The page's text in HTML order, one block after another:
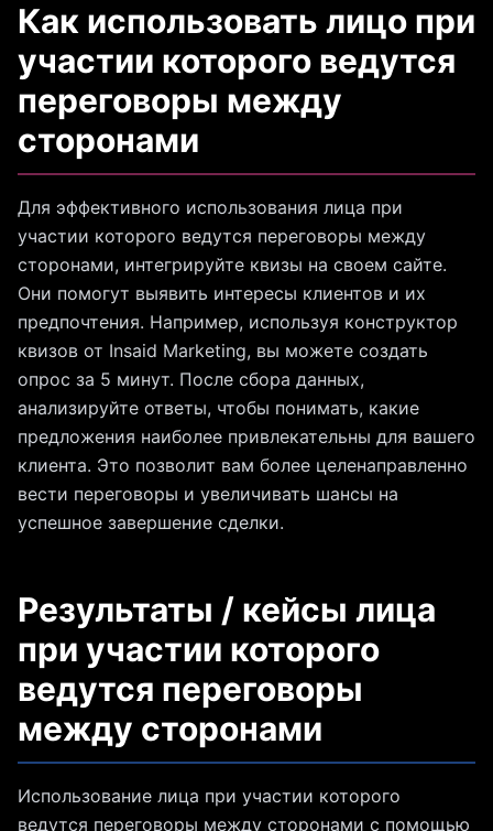
Как использовать лицо при
участии которого ведутся
переговоры между
сторонами
Для эффективного использования лица при
участии которого ведутся переговоры между
сторонами, интегрируйте квизы на своем сайте.
Они помогут выявить интересы клиентов и их
предпочтения. Например, используя конструктор
квизов от Insaid Marketing, вы можете создать
опрос за 5 минут. После сбора данных,
анализируйте ответы, чтобы понимать, какие
предложения наиболее привлекательны для вашего
клиента. Это позволит вам более целенаправленно
вести переговоры и увеличивать шансы на
успешное завершение сделки.
Результаты / кейсы лица
при участии которого
ведутся переговоры
между сторонами
Использование лица при участии которого
ведутся переговоры между сторонами с помощью